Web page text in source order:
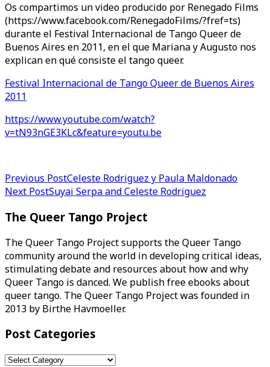
Os compartimos un video producido por Renegado Films
(https://www.facebook.com/RenegadoFilms/?fref=ts)
durante el Festival Internacional de Tango Queer de
Buenos Aires en 2011, en el que Mariana y Augusto nos
explican en qué consiste el tango queer.
Festival Internacional de Tango Queer de Buenos Aires
2011
https://www.youtube.com/watch?
v=tN93nGE3KLc&feature=youtu.be
Post
navigation
Previous PostCeleste Rodriguez y Paula Maldonado
Next PostSuyai Serpa and Celeste Rodriguez
The Queer Tango Project
The Queer Tango Project supports the Queer Tango
community around the world in developing critical ideas,
stimulating debate and resources about how and why
Queer Tango is danced. We publish free ebooks about
queer tango. The Queer Tango Project was founded in
2013 by Birthe Havmoeller.
Post Categories
Post